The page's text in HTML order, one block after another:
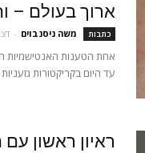
ארוך בעולם –
כתבות משה ניסנבוים -
אחת הטענות האנטישמיות
עד היום בקריקטורות
ראיון ראשון